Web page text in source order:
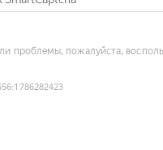
проблемы, пожалуйста,
:1786282423